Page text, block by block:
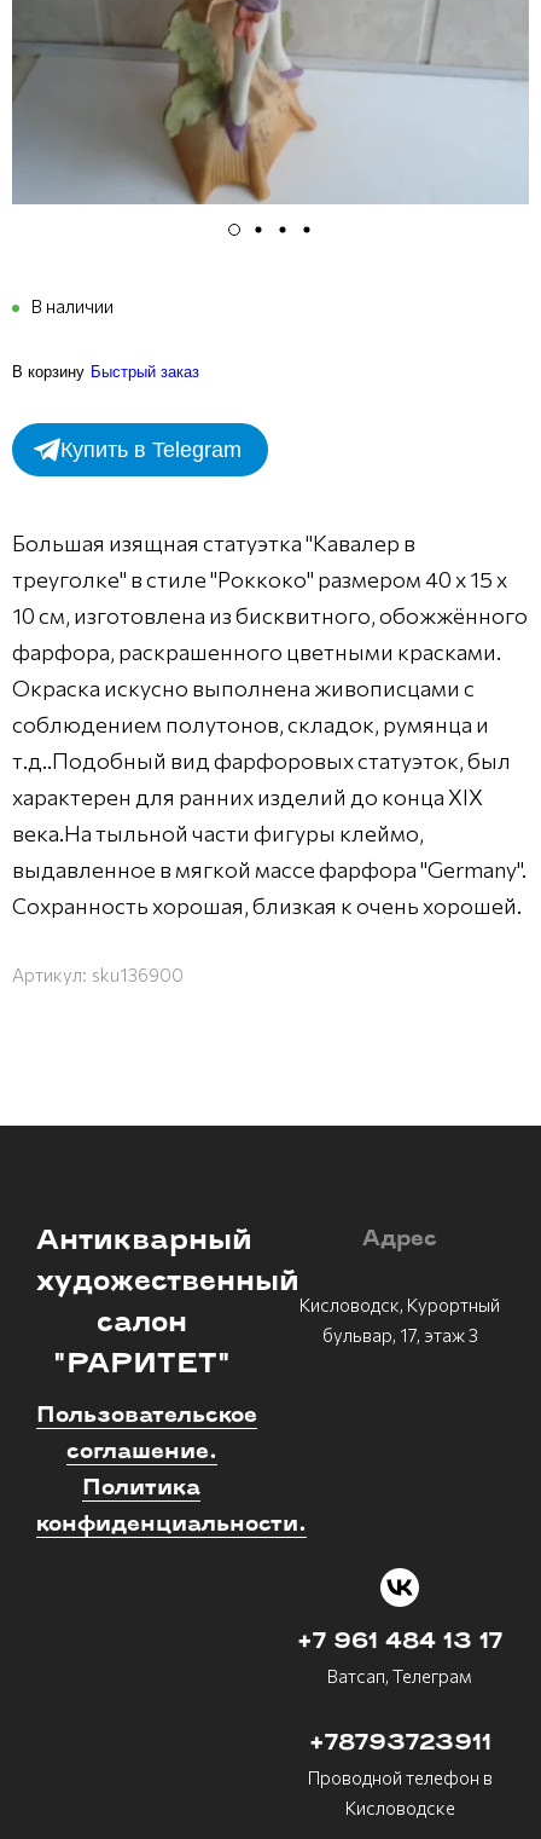
В наличии
В корзину Быстрый заказ
Купить в Telegram
Большая изящная статуэтка "Кавалер в
треуголке" в стиле "Роккоко" размером 40 х 15 х
10 см, изготовлена из бисквитного, обожжённого
фарфора, раскрашенного цветными красками.
Окраска искусно выполнена живописцами с
соблюдением полутонов, складок, румянца и
т.д..Подобный вид фарфоровых статуэток, был
характерен для ранних изделий до конца ХIХ
века.На тыльной части фигуры клеймо,
выдавленное в мягкой массе фарфора "Germany".
Сохранность хорошая, близкая к очень хорошей.
Артикул: sku136900
Антикварный
художественный
салон
"РАРИТЕТ"
Пользовательское
соглашение.
Политика
конфиденциальности.
Адрес
Кисловодск, Курортный
бульвар, 17, этаж 3
+7 961 484 13 17
Ватсап, Телеграм
+78793723911
Проводной телефон в
Кисловодске